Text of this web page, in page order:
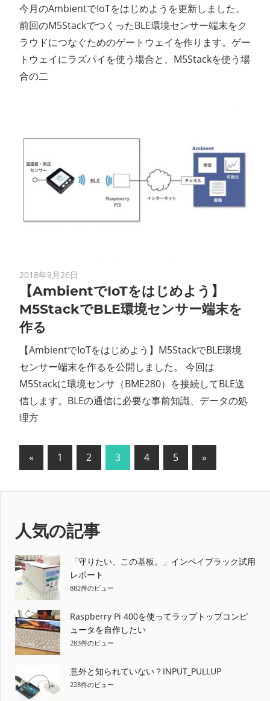
今月のAmbientでIoTをはじめようを更新しました。
前回のM5StackでつくったBLE環境センサー端末をク
ラウドにつなぐためのゲートウェイを作ります。ゲー
トウェイにラズパイを使う場合と、M5Stackを使う場
合の二
2018年9月26日
【AmbientでIoTをはじめよう】
M5StackでBLE環境センサー端末を
作る
【AmbientでIoTをはじめよう】M5StackでBLE環境
センサー端末を作るを公開しました。 今回は
M5Stackに環境センサ（BME280）を接続してBLE送
信します。BLEの通信に必要な事前知識、データの処
理方
投
ペ
ー
ジ
送
り
«
の
記
1 2 3 4 5
次
の
記
»
人気の記事
「守りたい、この基板。」インペイブラック試用
レポート
882件のビュー
Raspberry Pi 400を使ってラップトップコンピ
ュータを自作したい
283件のビュー
意外と知られていない？INPUT_PULLUP
228件のビュー